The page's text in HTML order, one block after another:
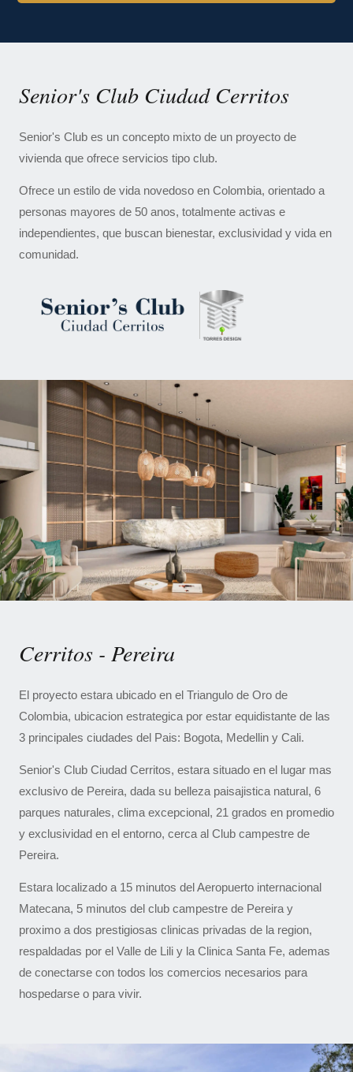
Senior's Club Ciudad Cerritos
Senior's Club es un concepto mixto de un proyecto de
vivienda que ofrece servicios tipo club.
Ofrece un estilo de vida novedoso en Colombia, orientado a
personas mayores de 50 anos, totalmente activas e
independientes, que buscan bienestar, exclusividad y vida en
comunidad.
Cerritos - Pereira
El proyecto estara ubicado en el Triangulo de Oro de
Colombia, ubicacion estrategica por estar equidistante de las
3 principales ciudades del Pais: Bogota, Medellin y Cali.
Senior's Club Ciudad Cerritos, estara situado en el lugar mas
exclusivo de Pereira, dada su belleza paisajistica natural, 6
parques naturales, clima excepcional, 21 grados en promedio
y exclusividad en el entorno, cerca al Club campestre de
Pereira.
Estara localizado a 15 minutos del Aeropuerto internacional
Matecana, 5 minutos del club campestre de Pereira y
proximo a dos prestigiosas clinicas privadas de la region,
respaldadas por el Valle de Lili y la Clinica Santa Fe, ademas
de conectarse con todos los comercios necesarios para
hospedarse o para vivir.